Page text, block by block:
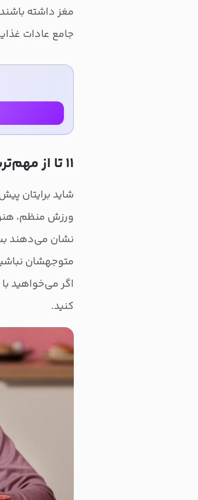
مغز داشته
جامع عادات
۱۱ تا از مهم‌ترین عادات غذایی که عمر را کوتاه میکند
شاید برایتان
ورزش منظم،
نشان می‌دهند
متوجهشان
اگر می‌خواهید
کنید.